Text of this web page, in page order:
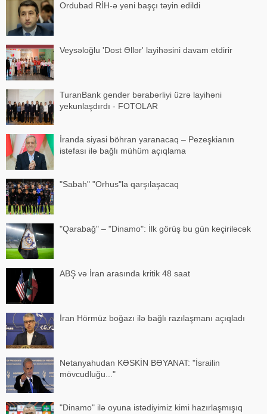
Ordubad RİH-ə yeni başçı təyin edildi
Veysəloğlu 'Dost Əllər' layihəsini davam etdirir
TuranBank gender bərabərliyi üzrə layihəni
yekunlaşdırdı - FOTOLAR
İranda siyasi böhran yaranacaq – Pezeşkianın
istefası ilə bağlı mühüm açıqlama
"Sabah" "Orhus"la qarşılaşacaq
"Qarabağ" – "Dinamo": İlk görüş bu gün keçiriləcək
ABŞ və İran arasında kritik 48 saat
İran Hörmüz boğazı ilə bağlı razılaşmanı açıqladı
Netanyahudan KƏSKİN BƏYANAT: "İsrailin
mövcudluğu..."
"Dinamo" ilə oyuna istədiyimiz kimi hazırlaşmışıq